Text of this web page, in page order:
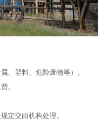
、塑料、危险废物等）。
。
定交由机构处理。